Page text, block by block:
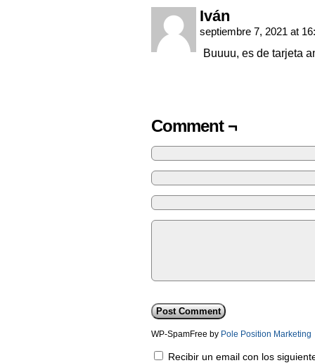
Iván
septiembre 7, 2021 at
Buuuu, es de tarjeta
Comment ¬
WP-SpamFree by Pole Position Marketing
Recibir un email con los